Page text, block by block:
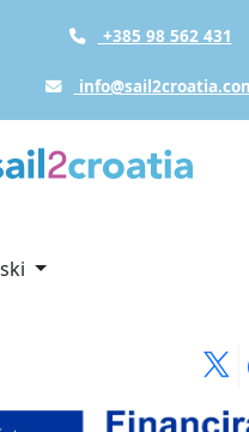
+385 98 562 431